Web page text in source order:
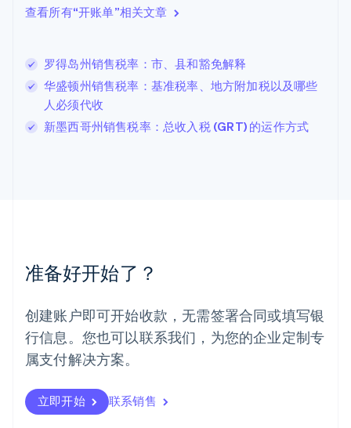
查看所有“开账单”相关文章
罗得岛州销售税率：市、县和豁免解释
华盛顿州销售税率：基准税率、地方附加税以及哪些
人必须代收
新墨西哥州销售税率：总收入税 (GRT) 的运作方式
准备好开始了？
创建账户即可开始收款，无需签署合同或填写银
行信息。您也可以联系我们，为您的企业定制专
属支付解决方案。
立即开始 联系销售
拉脱维亚
English
列支敦士登
DeutschEnglish
卢森堡
Français Deutsch
罗马尼亚
墨西哥
EspañolEnglish
English
葡萄牙
PortuguêsEnglish
日本
瑞典
Svenska English
瑞士